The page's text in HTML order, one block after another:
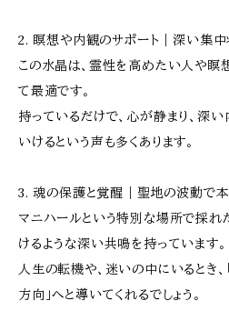
2. 瞑想や内観のサポート｜深い集中
この水晶は、霊性を高めたい人や瞑
て最適です。
持っているだけで、心が静まり、深
いけるという声も多くあります。
3. 魂の保護と覚醒｜聖地の波動で
マニハールという特別な場所で採れ
けるような深い共鳴を持っています。
人生の転機や、迷いの中にいるとき
方向」へと導いてくれるでしょう。